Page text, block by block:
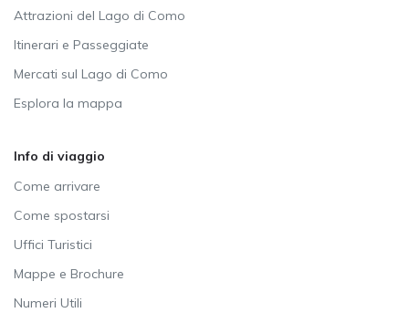
Attrazioni del Lago di Como
Itinerari e Passeggiate
Mercati sul Lago di Como
Esplora la mappa
Info di viaggio
Come arrivare
Come spostarsi
Uffici Turistici
Mappe e Brochure
Numeri Utili